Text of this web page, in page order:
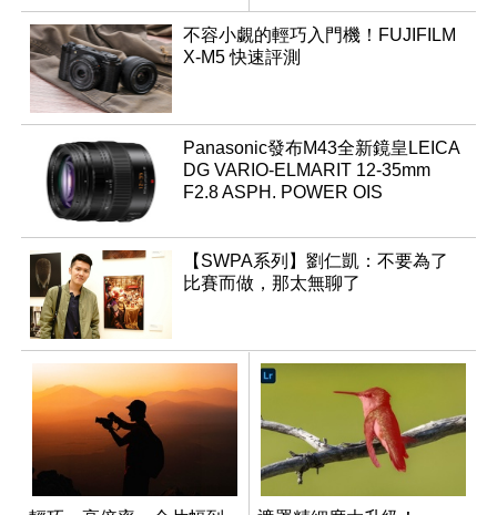
不容小覷的輕巧入門機！FUJIFILM
X-M5 快速評測
Panasonic發布M43全新鏡皇LEICA
DG VARIO-ELMARIT 12-35mm
F2.8 ASPH. POWER OIS
【SWPA系列】劉仁凱：不要為了
比賽而做，那太無聊了